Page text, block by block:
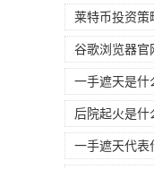
莱特币投资策
谷歌浏览器官
一手遮天是什
后院起火是什
一手遮天代表